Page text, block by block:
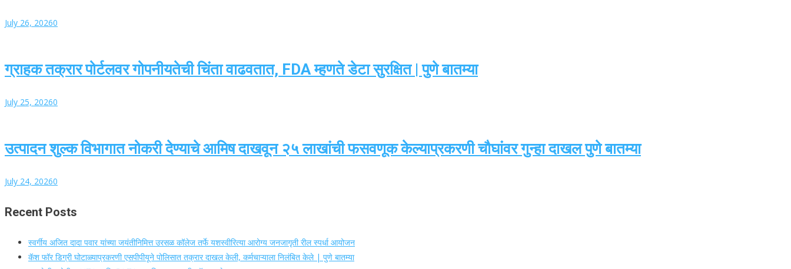
July 26, 20260
ग्राहक तक्रार पोर्टलवर गोपनीयतेची चिंता वाढवतात, FDA म्हणते डेटा सुरक्षित | पुणे बातम्या
July 25, 20260
उत्पादन शुल्क विभागात नोकरी देण्याचे आमिष दाखवून २५ लाखांची फसवणूक केल्याप्रकरणी चौघांवर गुन्हा दाखल पुणे बातम्या
July 24, 20260
Recent Posts
स्वर्गीय अजित दादा पवार यांच्या जयंतीनिमित्त उरसळ कॉलेज तर्फे यशस्वीरित्या आरोग्य जनजागृती रील स्पर्धा आयोजन
कॅश फॉर डिग्री घोटाळ्याप्रकरणी एसपीपीयूने पोलिसात तक्रार दाखल केली, कर्मचाऱ्याला निलंबित केले | पुणे बातम्या